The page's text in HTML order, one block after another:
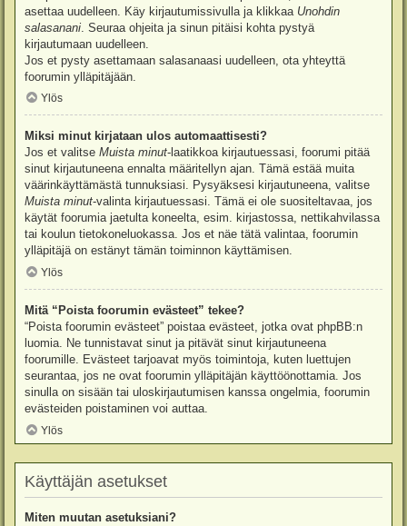
asettaa uudelleen. Käy kirjautumissivulla ja klikkaa Unohdin
salasanani . Seuraa ohjeita ja sinun pitäisi kohta pystyä
kirjautumaan uudelleen.
Jos et pysty asettamaan salasanaasi uudelleen, ota yhteyttä
foorumin ylläpitäjään.
Ylös
Miksi minut kirjataan ulos automaattisesti?
Jos et valitse Muista minut-laatikkoa kirjautuessasi, foorumi pitää
sinut kirjautuneena ennalta määritellyn ajan. Tämä estää muita
väärinkäyttämästä tunnuksiasi. Pysyäksesi kirjautuneena, valitse
Muista minut-valinta kirjautuessasi. Tämä ei ole suositeltavaa, jos
käytät foorumia jaetulta koneelta, esim. kirjastossa, nettikahvilassa
tai koulun tietokoneluokassa. Jos et näe tätä valintaa, foorumin
ylläpitäjä on estänyt tämän toiminnon käyttämisen.
Ylös
Mitä “Poista foorumin evästeet” tekee?
“Poista foorumin evästeet” poistaa evästeet, jotka ovat phpBB:n
luomia. Ne tunnistavat sinut ja pitävät sinut kirjautuneena
foorumille. Evästeet tarjoavat myös toimintoja, kuten luettujen
seurantaa, jos ne ovat foorumin ylläpitäjän käyttöönottamia. Jos
sinulla on sisään tai uloskirjautumisen kanssa ongelmia, foorumin
evästeiden poistaminen voi auttaa.
Ylös
Käyttäjän asetukset
Miten muutan asetuksiani?